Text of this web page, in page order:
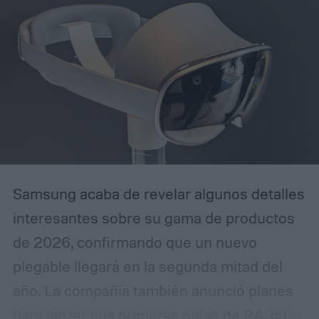
Samsung acaba de revelar algunos detalles
interesantes sobre su gama de productos
de 2026, confirmando que un nuevo
plegable llegará en la segunda mitad del